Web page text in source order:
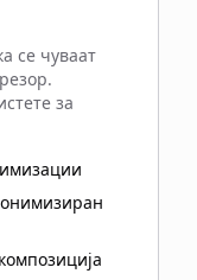
се чуваат
за